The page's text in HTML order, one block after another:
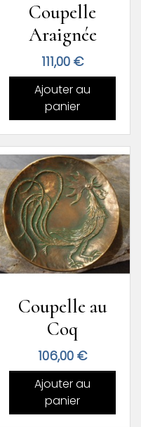
Coupelle
Araignée
Prix
111,00 €
Ajouter au
panier
Coupelle au
Coq
Prix
106,00 €
Ajouter au
panier